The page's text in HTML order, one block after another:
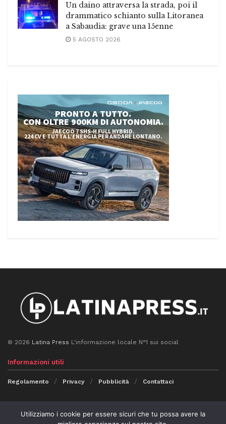
Un daino attraversa la strada, poi il
drammatico schianto sulla Litoranea
a Sabaudia: grave una 15enne
5 AGOSTO 2026
© 2026 Latina Press L'informazione locale N°1 sui social
Informazioni utili
Regolamento Privacy Pubblicità Contattaci
Utilizziamo i cookie per essere sicuri che tu possa avere la